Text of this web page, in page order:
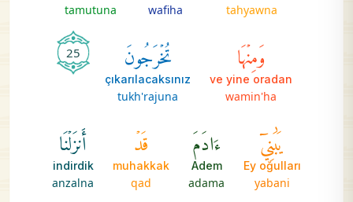
tahyawna
wafiha
tamutuna
وَمِنۡهَا
ve yine oradan
wamin'ha
تُخۡرَجُونَ
çıkarılacaksınız
tukh'rajuna
25
يَٰبَنِيٓ
Ey oğulları
yabani
ءَادَمَ
Adem
adama
قَدۡ
muhakkak
qad
أَنزَلۡنَا
indirdik
anzalna